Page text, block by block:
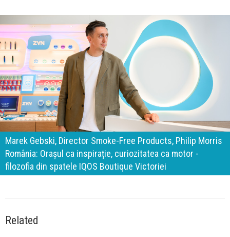
140 de ani de Mercedes-Benz. Ramona Pîrlog: Cel mai
important „test al timpului” este să inovăm constant, dar
cu aceeași responsabilitate față de oameni, siguranță și
calitate
Related